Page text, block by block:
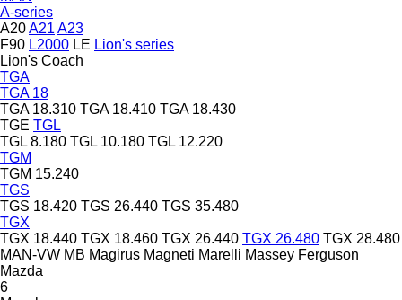
A-series
A20A21 A23
F90 L2000 LE Lion's series
Lion's Coach
TGA
TGA 18
TGA 18.310 TGA 18.410 TGA 18.430
TGE TGL
TGL 8.180 TGL 10.180 TGL 12.220
TGM
TGM 15.240
TGS
TGS 18.420 TGS 26.440 TGS 35.480
TGX
TGX 18.440 TGX 18.460 TGX 26.440 TGX 26.480 TGX 28.480
MAN-VW MB Magirus Magneti Marelli Massey Ferguson
Mazda
6